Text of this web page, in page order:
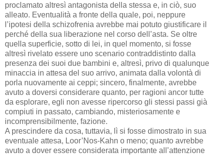
proclamato altresì antagonista della stessa e, in ciò, suo
alleato. Eventualità a fronte della quale, poi, neppure
l’ipotesi della schizofrenia avrebbe mai potuto giustificare il
perché della sua liberazione nel corso dell’asta. Se oltre
quella superficie, sotto di lei, in quel momento, si fosse
altresì rivelato essere uno scenario contraddistinto dalla
presenza dei suoi due bambini e, altresì, privo di qualunque
minaccia in attesa del suo arrivo, animata dalla volontà di
porla nuovamente ai ceppi; sincero, finalmente, avrebbe
avuto a doversi considerare quanto, per ragioni ancor tutte
da esplorare, egli non avesse ripercorso gli stessi passi già
compiuti in passato, cambiando, misteriosamente e
incomprensibilmente, fazione.
A prescindere da cosa, tuttavia, lì si fosse dimostrato in sua
eventuale attesa, Loor’Nos-Kahn o meno; quanto avrebbe
avuto a dover essere considerata importante all’attenzione